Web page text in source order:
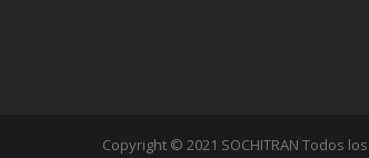
Copyright © 2021 SOCHITRAN Todos